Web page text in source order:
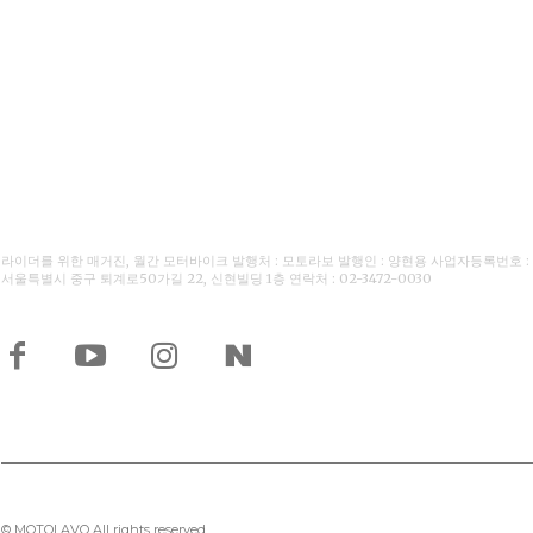
라이더를 위한 매거진, 월간 모터바이크 발행처 : 모토라보 발행인 : 양현용 사업자등록번호
서울특별시 중구 퇴계로50가길 22, 신현빌딩 1층 연락처 : 02-3472-0030
© MOTOLAVO All rights reserved.